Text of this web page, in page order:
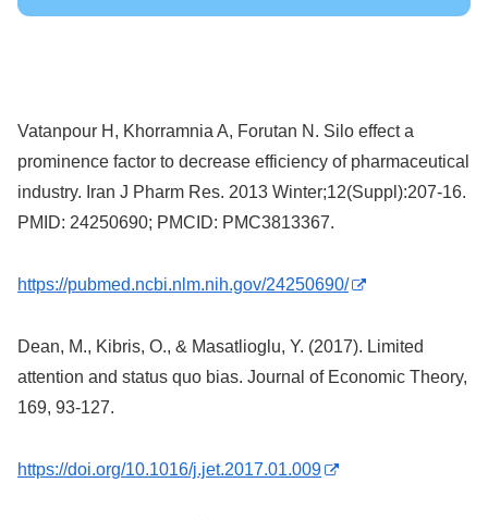
Vatanpour H, Khorramnia A, Forutan N. Silo effect a
prominence factor to decrease efficiency of pharmaceutical
industry. Iran J Pharm Res. 2013 Winter;12(Suppl):207-16.
PMID: 24250690; PMCID: PMC3813367.
https://pubmed.ncbi.nlm.nih.gov/24250690/
Dean, M., Kibris, O., & Masatlioglu, Y. (2017). Limited
attention and status quo bias. Journal of Economic Theory,
169, 93-127.
https://doi.org/10.1016/j.jet.2017.01.009